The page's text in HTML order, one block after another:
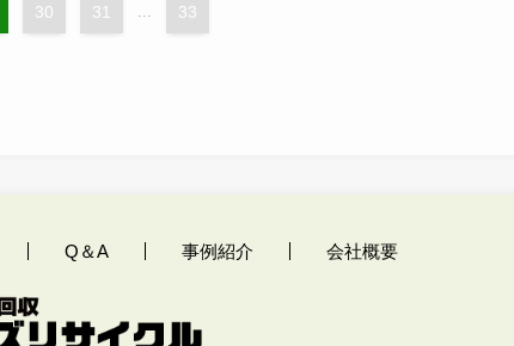
30 31 33
Q＆A 事例紹介 会社概要